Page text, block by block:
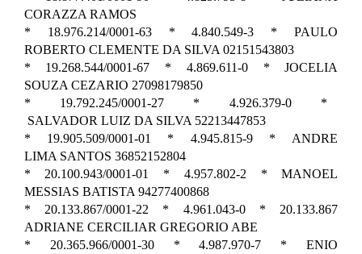
CORAZZA RAMOS
* 18.976.214/0001-63 * 4.840.549-3 * PAULO
ROBERTO CLEMENTE DA SILVA 02151543803
* 19.268.544/0001-67 * 4.869.611-0 * JOCELIA
SOUZA CEZARIO 27098179850
* 19.792.245/0001-27 * 4.926.379-0 *
SALVADOR LUIZ DA SILVA 52213447853
* 19.905.509/0001-01 * 4.945.815-9 * ANDRE
LIMA SANTOS 36852152804
* 20.100.943/0001-01 * 4.957.802-2 * MANOEL
MESSIAS BATISTA 94277400868
* 20.133.867/0001-22 * 4.961.043-0 * 20.133.867
ADRIANE CERCILIAR GREGORIO ABE
* 20.365.966/0001-30 * 4.987.970-7 * ENIO